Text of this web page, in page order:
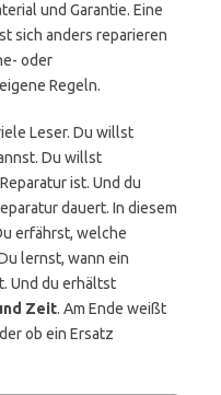
und Garantie. Eine
sich anders reparieren
oder
Regeln.
Leser. Du willst
Du willst
ist. Und du
dauert. In diesem
erfährst, welche
lernst, wann ein
Und du erhältst
Zeit. Am Ende weißt
ob ein Ersatz